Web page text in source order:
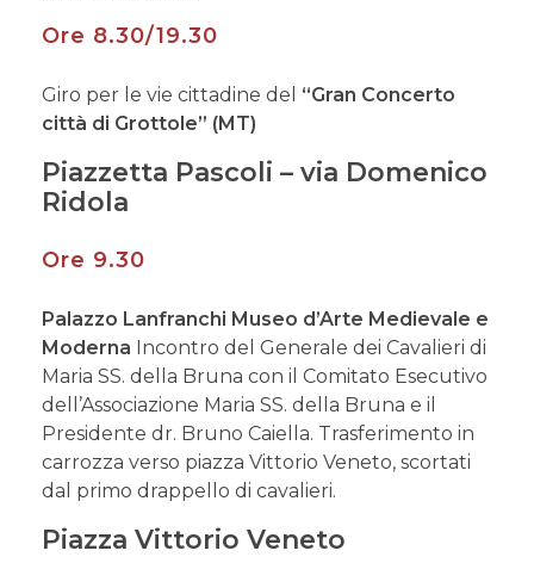
Ore 8.30/19.30
Giro per le vie cittadine del “Gran Concerto
città di Grottole” (MT)
Piazzetta Pascoli – via Domenico
Ridola
Ore 9.30
Palazzo Lanfranchi Museo d’Arte Medievale e
Moderna Incontro del Generale dei Cavalieri di
Maria SS. della Bruna con il Comitato Esecutivo
dell’Associazione Maria SS. della Bruna e il
Presidente dr. Bruno Caiella. Trasferimento in
carrozza verso piazza Vittorio Veneto, scortati
dal primo drappello di cavalieri.
Piazza Vittorio Veneto